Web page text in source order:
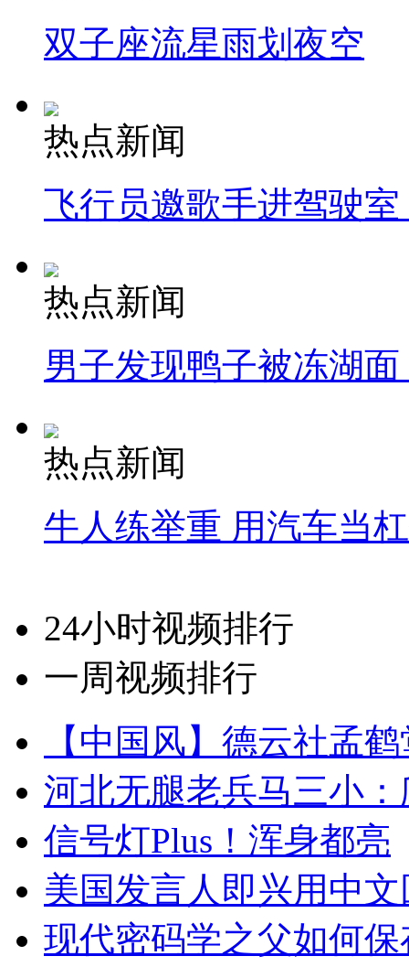
双子座流星雨划夜空
热点新闻
飞行员邀歌手进驾驶
热点新闻
男子发现鸭子被冻湖
热点新闻
牛人练举重 用汽车当
24小时视频排行
一周视频排行
【中国风】德云社孟
河北无腿老兵马三小
信号灯Plus！浑身都亮
美国发言人即兴用中
现代密码学之父如何